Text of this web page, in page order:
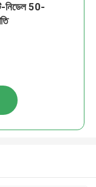
নিডেল 50-